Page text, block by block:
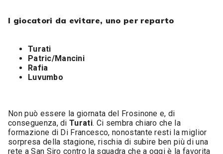
I giocatori da evitare, uno per reparto
Turati
Patric/Mancini
Rafia
Luvumbo
Non può essere la giornata del Frosinone e, di
conseguenza, diTurati. Ci sembra chiaro che la
formazione di Di Francesco, nonostante resti la miglior
sorpresa della stagione, rischia di subire ben più di una
rete a San Siro contro la squadra che a oggi è la favorita